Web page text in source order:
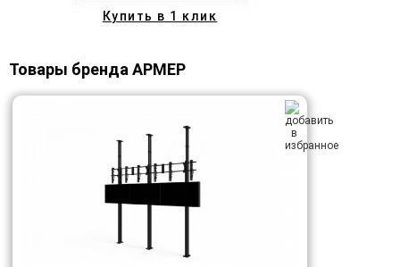
Купить в 1 клик
Товары бренда АРМЕР